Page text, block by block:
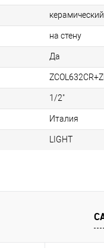
на стену
Да
1/2"
Италия
LIGHT